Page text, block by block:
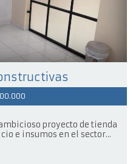
proyecto de tienda
e insumos en el sector...